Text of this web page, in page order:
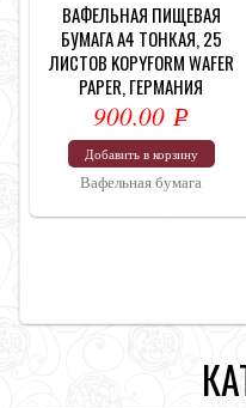
ВАФЕЛЬНАЯ ПИЩЕВАЯ
БУМАГА А4 ТОНКАЯ, 25
ЛИСТОВ KOPYFORM WAFER
PAPER, ГЕРМАНИЯ
900.00Р
УБ.
Добавить в корзину
Вафельная бумага